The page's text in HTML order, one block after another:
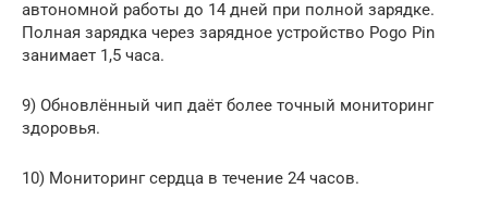
автономной работы до 14 дней при полной зарядке.
Полная зарядка через зарядное устройство Pogo Pin
занимает 1,5 часа.
9) Обновлённый чип даёт более точный мониторинг
здоровья.
10) Мониторинг сердца в течение 24 часов.